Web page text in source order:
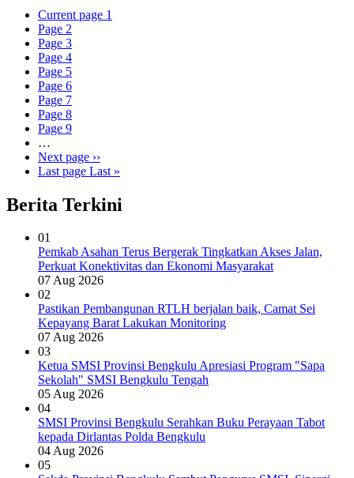
Current page 1
Page 2
Page 3
Page 4
Page 5
Page 6
Page 7
Page 8
Page 9
…
Next page ››
Last page Last »
Berita Terkini
01
Pemkab Asahan Terus Bergerak Tingkatkan Akses Jalan,
Perkuat Konektivitas dan Ekonomi Masyarakat
07 Aug 2026
02
Pastikan Pembangunan RTLH berjalan baik, Camat Sei
Kepayang Barat Lakukan Monitoring
07 Aug 2026
03
Ketua SMSI Provinsi Bengkulu Apresiasi Program "Sapa
Sekolah" SMSI Bengkulu Tengah
05 Aug 2026
04
SMSI Provinsi Bengkulu Serahkan Buku Perayaan Tabot
kepada Dirlantas Polda Bengkulu
04 Aug 2026
05